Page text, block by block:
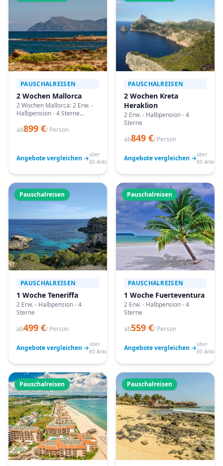
PAUSCHALREISEN
2 Wochen Mallorca
2 Wochen Mallorca: 2 Erw. -
Halbpension - 4 Sterne
passende Termine prüfen
ab899 €/ Person
Angebote vergleichen →über
80 Anbieter
PAUSCHALREISEN
2 Wochen Kreta
Heraklion
2 Erw. - Halbpension - 4
Sterne
ab849 €/ Person
Angebote vergleichen →über
80
Pauschalreisen
PAUSCHALREISEN
1 Woche Teneriffa
2 Erw. - Halbpension - 4
Sterne
ab499 €/ Person
Angebote vergleichen →über
80 Anbieter
Pauschalreisen
PAUSCHALREISEN
1 Woche Fuerteventura
2 Erw. - Halbpension - 4
Sterne
ab559 €/ Person
Angebote vergleichen →über
80
Pauschalreisen Pauschalreisen